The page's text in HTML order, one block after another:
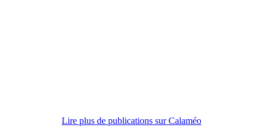
Lire plus de publications sur Calaméo